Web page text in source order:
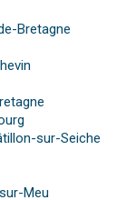
Bretagne
sur-Seiche
Meu